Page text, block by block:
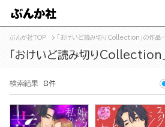
ぶんか社TOP 「おけいど読み切りCollection」の作品
「おけいど読み切りCollection
検索結果 8件